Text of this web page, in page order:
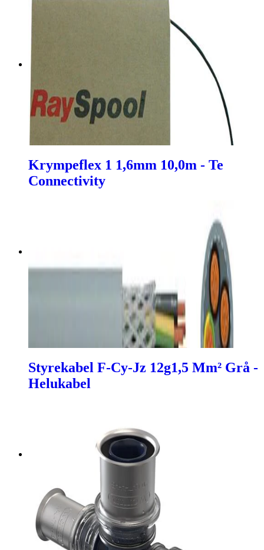
Krympeflex 1 1,6mm 10,0m - Te
Connectivity
Styrekabel F-Cy-Jz 12g1,5 Mm² Grå -
Helukabel